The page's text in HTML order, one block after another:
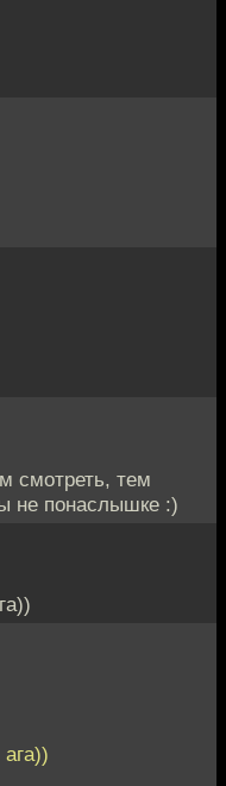
смотреть, тем
не понаслышке :)